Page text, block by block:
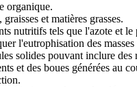
organique.
et matières grasses.
nutritifs tels que l'azote et
l'eutrophisation des masses
solides pouvant inclure des
et des boues générées au